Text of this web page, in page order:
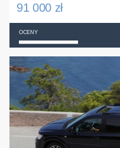
91 000 zł
OCENY